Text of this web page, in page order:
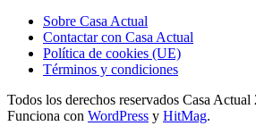
Sobre Casa Actual
Contactar con Casa Actual
Política de cookies (UE)
Términos y condiciones
Todos los derechos reservados Casa Actual
Funciona con WordPress y HitMag.